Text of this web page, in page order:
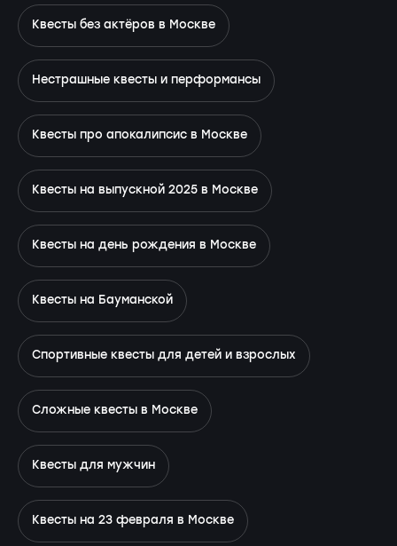
Квесты без актёров в Москве
Нестрашные квесты и перформансы
Квесты про апокалипсис в Москве
Квесты на выпускной 2025 в Москве
Квесты на день рождения в Москве
Квесты на Бауманской
Спортивные квесты для детей и взрослых
Сложные квесты в Москве
Квесты для мужчин
Квесты на 23 февраля в Москве